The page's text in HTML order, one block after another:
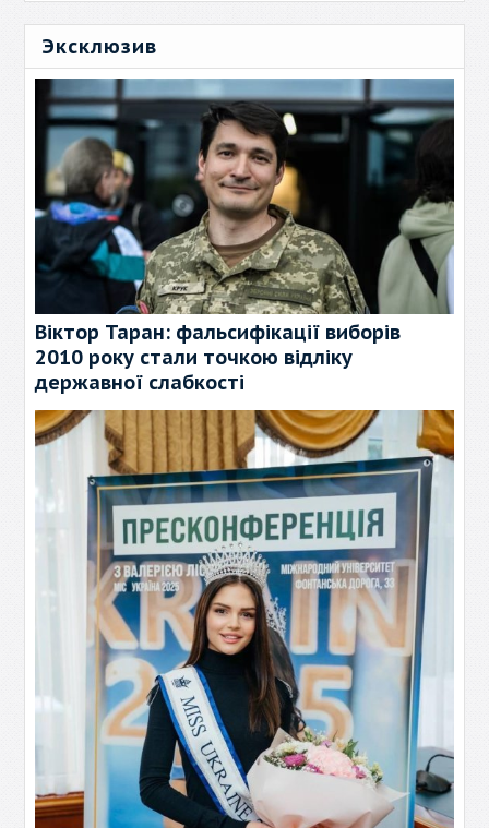
Эксклюзив
Віктор Таран: фальсифікації виборів
2010 року стали точкою відліку
державної слабкості